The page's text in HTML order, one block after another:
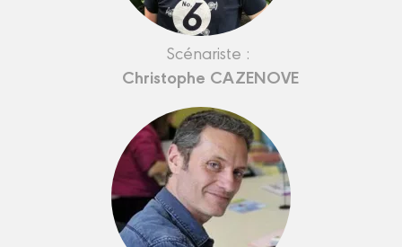
Scénariste :
Christophe CAZENOVE